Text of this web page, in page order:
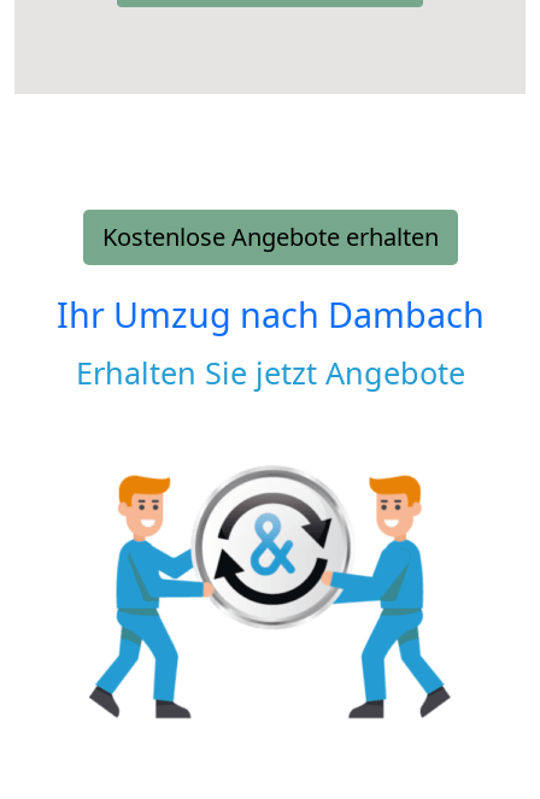
Kostenlose Angebote erhalten
Ihr Umzug nach Dambach
Erhalten Sie jetzt Angebote